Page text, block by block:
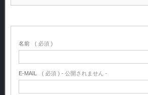
名前 ( 必須 )
E-MAIL ( 必須 ) - 公開されません -